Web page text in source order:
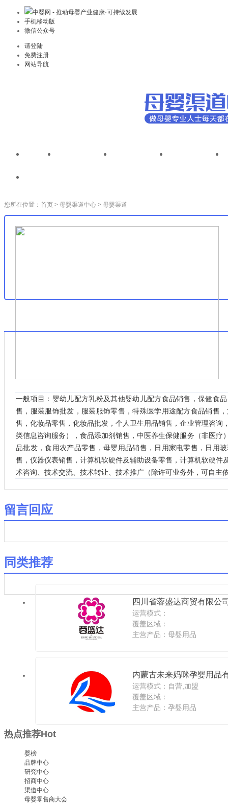
中婴网 - 推动母婴产业健康·可持续发展
手机移动版
微信公众号
请登陆
免费注册
网站导航
首页 全国性连锁 省地级连锁 区县级连锁
您所在位置： 首页 > 母婴渠道中心 > 母婴渠道
一般项目：婴幼儿配方乳粉及其他婴幼儿配方食品销售，保健食
售，服装服饰批发，服装服饰零售，特殊医学用途配方食品销售
售，化妆品零售，化妆品批发，个人卫生用品销售，企业管理咨询
类信息咨询服务），食品添加剂销售，中医养生保健服务（非医疗
品批发，食用农产品零售，母婴用品销售，日用家电零售，日用
售，仪器仪表销售，计算机软硬件及辅助设备零售，计算机软硬件
术咨询、技术交流、技术转让、技术推广（除许可业务外，可自主
留言回应
同类推荐
四川省蓉盛达商贸有限公
运营模式：
覆盖区域：
主营产品：母婴用品
内蒙古未来妈咪孕婴用品
运营模式：自营,加盟
覆盖区域：
主营产品：孕婴用品
热点推荐Hot
婴榜
品牌中心
研究中心
招商中心
渠道中心
母婴零售商大会